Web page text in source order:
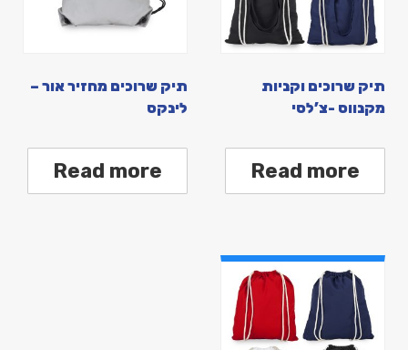
תיק שרוכים וקניות
מקנווס -צ’לסי
Read more
תיק שרוכים מחזיר אור –
לינקס
Read more